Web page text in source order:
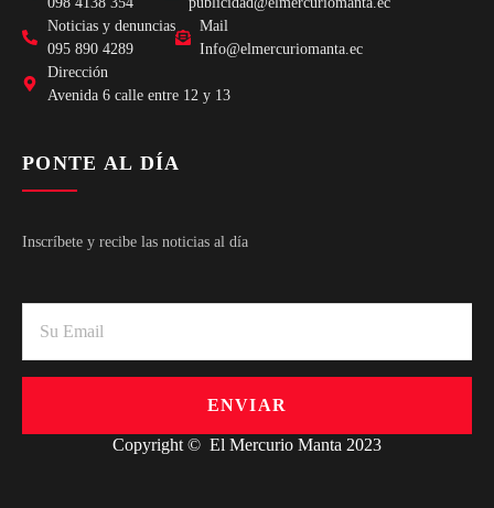
Noticias y denuncias
095 890 4289
Mail
Info@elmercuriomanta.ec
Dirección
Avenida 6 calle entre 12 y 13
PONTE AL DÍA
Inscríbete y recibe las noticias al día
ENVIAR
Copyright © El Mercurio Manta 2023